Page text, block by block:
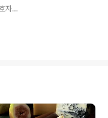
이
종
온
자들
겠
지
에
는 이